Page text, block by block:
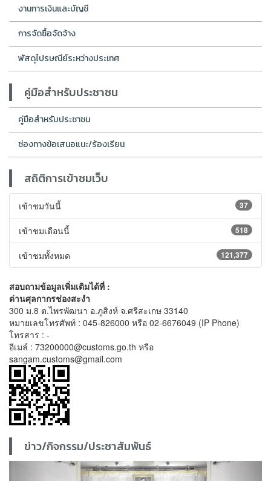
งานการเงินและบัญชี
การจัดซื้อจัดจ้าง
พัสดุไปรษณีย์ระหว่างประเทศ
คู่มือสำหรับประชาชน
คู่มือสำหรับประชาชน
ช่องทางข้อเสนอแนะ/ร้องเรียน
สถิติการเข้าชมเว็บ
37
เข้าชมวันนี้
518
เข้าชมเดือนนี้
121,377
เข้าชมทั้งหมด
สอบถามข้อมูลเพิ่มเติมได้ที่ :
ด่านศุลกากรช่องสะงำ
300 ม.8 ต.ไพรพัฒนา อ.ภูสิงห์ จ.ศรีสะเกษ 33140
หมายเลขโทรศัพท์ : 045-826000 หรือ 02-6676049 (IP Phone)
โทรสาร : -
อีเมล์ : 73200000@customs.go.th หรือ
sangam.customs@gmail.com
ข่าว/กิจกรรม/ประชาสัมพันธ์
Previous